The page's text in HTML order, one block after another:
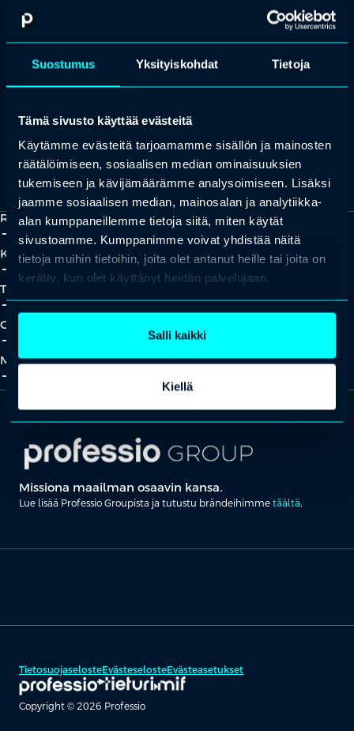
Suostumus Yksityiskohdat Tietoja
Tämä sivusto käyttää evästeitä
Käytämme evästeitä tarjoamamme sisällön ja mainosten
räätälöimiseen, sosiaalisen median ominaisuuksien
tukemiseen ja kävijämäärämme analysoimiseen. Lisäksi
jaamme sosiaalisen median, mainosalan ja analytiikka-
alan kumppaneillemme tietoja siitä, miten käytät
sivustoamme. Kumppanimme voivat yhdistää näitä
tietoja muihin tietoihin, joita olet antanut heille tai joita on
kerätty, kun olet käyttänyt heidän palvelujaan.
Salli kaikki
Kiellä
OTA YHTEYTTÄ
+358 (0)20 780 6220
asiakaspalvelu@professio.fi
Kaikki yhteystiedot
Ratkaisut
add_2close
Koulutukset
add_2 close
Tapahtumat
add_2close
Oivallukset
add_2
Meistä
add_2
Missiona maailman osaavin kansa.
Lue lisää Professio Groupista ja tutustu brändeihimme täältä.
TietosuojaselosteEvästeselosteEvästeasetukset
Copyright © 2026 Professio